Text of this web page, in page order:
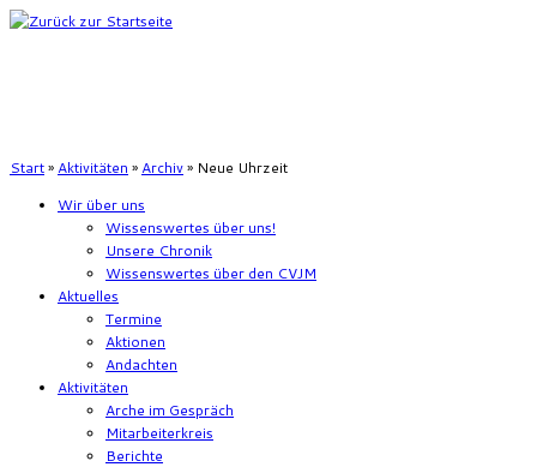
Zum
Start» Aktivitäten » Archiv» Neue Uhrzeit
Wir über uns
Wissenswertes über uns!
Unsere Chronik
Wissenswertes über den CVJM
Aktuelles
Termine
Aktionen
Andachten
Aktivitäten
Arche im Gespräch
Mitarbeiterkreis
Berichte